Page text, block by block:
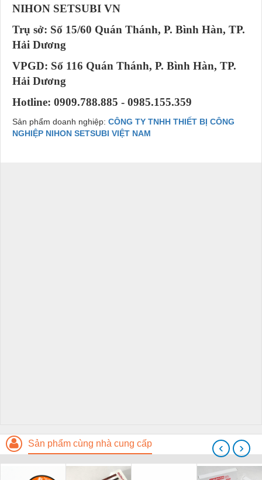
NIHON SETSUBI VN
Trụ sở: Số 15/60 Quán Thánh, P. Bình Hàn, TP.
Hải Dương
VPGD: Số 116 Quán Thánh, P. Bình Hàn, TP.
Hải Dương
Hotline: 0909.788.885 - 0985.155.359
Sản phẩm doanh nghiệp: CÔNG TY TNHH THIẾT BỊ CÔNG
NGHIỆP NIHON SETSUBI VIỆT NAM
Sản phẩm cùng nhà cung cấp ‹ ›